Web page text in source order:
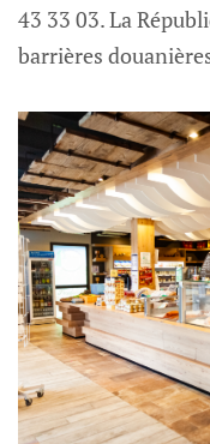
43 33 03. La
barrières